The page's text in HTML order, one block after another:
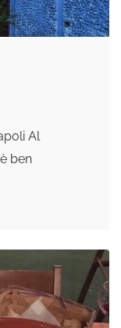
Al
ben